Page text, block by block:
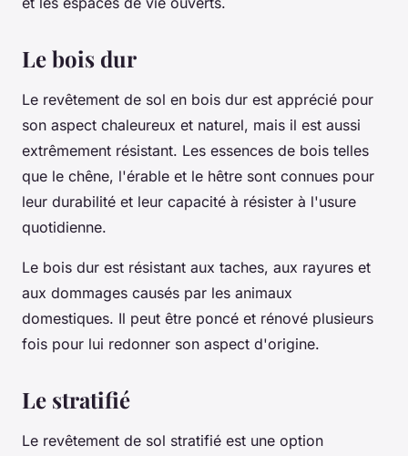
Le bois dur
Le revêtement de sol en bois dur est apprécié pour
son aspect chaleureux et naturel, mais il est aussi
extrêmement résistant. Les essences de bois telles
que le chêne, l'érable et le hêtre sont connues pour
leur durabilité et leur capacité à résister à l'usure
quotidienne.
Le bois dur est résistant aux taches, aux rayures et
aux dommages causés par les animaux
domestiques. Il peut être poncé et rénové plusieurs
fois pour lui redonner son aspect d'origine.
Le stratifié
Le revêtement de sol stratifié est une option